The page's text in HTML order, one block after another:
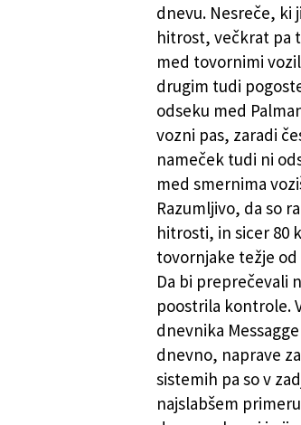
A4 v zadnjem letu 8.593 prekoračitev
dnevu. Nesreče, ki
hitrost, večkrat pa
med tovornimi
drugim tudi
odseku med
vozni pas, zaradi
nameček tudi ni
med smernima
Razumljivo, da so
hitrosti, in sicer 80
tovornjake težje od
Da bi preprečevali
poostrila kontrole.
dnevnika
dnevno, naprave
sistemih pa so v
najslabšem